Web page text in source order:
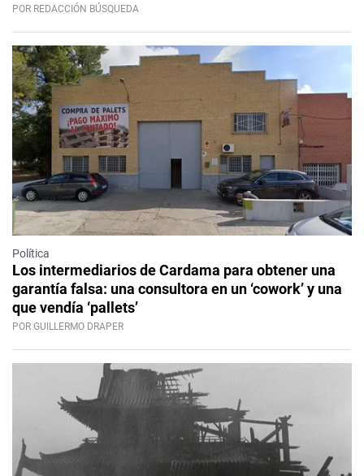
POR REDACCIÓN BÚSQUEDA
Política
Los intermediarios de Cardama para obtener una
garantía falsa: una consultora en un ‘cowork’ y una
que vendía ‘pallets’
POR GUILLERMO DRAPER